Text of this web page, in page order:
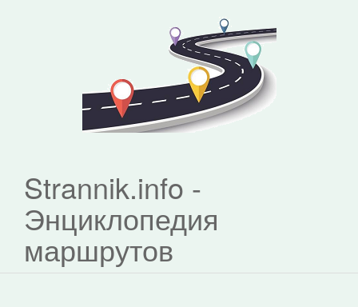
Strannik.info -
Энциклопедия
маршрутов